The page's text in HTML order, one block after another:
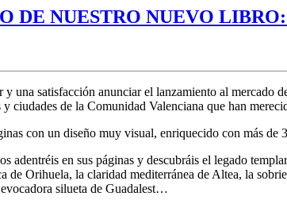
DE NUESTRO NUEVO
y una satisfacción anunciar el lanzamiento al mercado
y ciudades de la Comunidad Valenciana que han
con un diseño muy visual, enriquecido con más
adentréis en sus páginas y descubráis el legado
de Orihuela, la claridad mediterránea de Altea, la
silueta de Guadalest…